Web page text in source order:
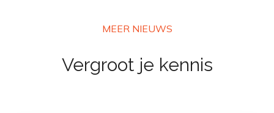
MEER NIEUWS
Vergroot je kennis